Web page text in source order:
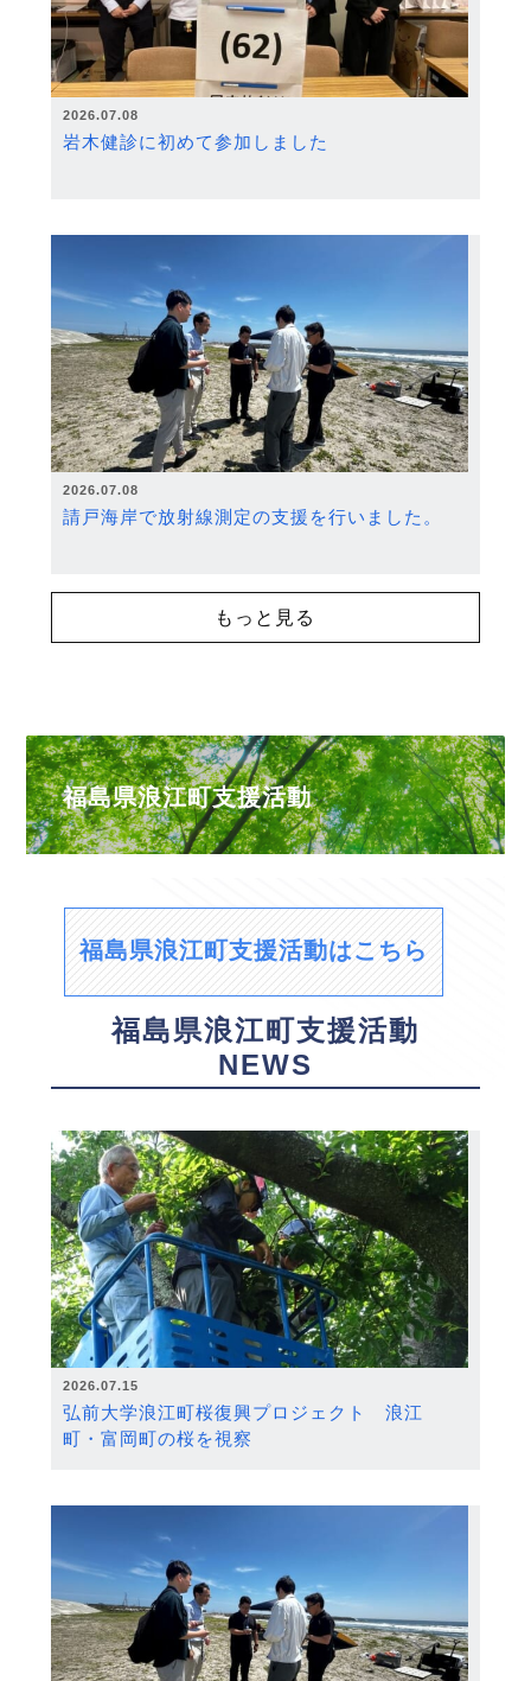
2026.07.08
岩木健診に初めて参加しました
2026.07.08
請戸海岸で放射線測定の支援を行いました。
もっと見る
福島県浪江町支援活動
福島県浪江町支援活動はこちら
福島県浪江町支援活動
NEWS
2026.07.15
弘前大学浪江町桜復興プロジェクト 浪江
町・富岡町の桜を視察